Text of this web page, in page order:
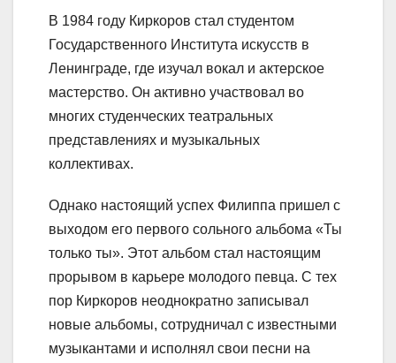
В 1984 году Киркоров стал студентом
Государственного Института искусств в
Ленинграде, где изучал вокал и актерское
мастерство. Он активно участвовал во
многих студенческих театральных
представлениях и музыкальных
коллективах.
Однако настоящий успех Филиппа пришел с
выходом его первого сольного альбома «Ты
только ты». Этот альбом стал настоящим
прорывом в карьере молодого певца. С тех
пор Киркоров неоднократно записывал
новые альбомы, сотрудничал с известными
музыкантами и исполнял свои песни на